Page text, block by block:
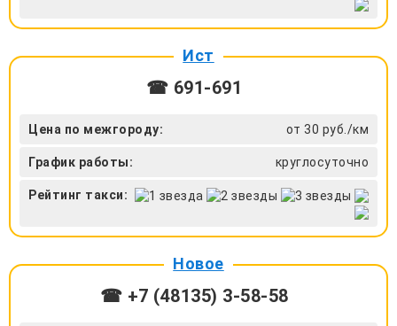
Ист
☎ 691-691
Цена по межгороду: от 30 руб./км
График работы: круглосуточно
Рейтинг такси:
Новое
☎ +7 (48135) 3-58-58